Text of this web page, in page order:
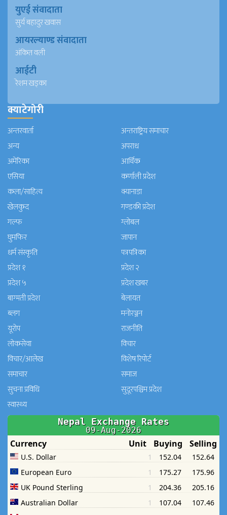
युएई संवादाता
सुर्य बहादुर खवास
आयरल्याण्ड संवादाता
अंकित वली
आईटी
रेशम खड्का
क्याटेगोरी
अन्तरवार्ता
अन्तराष्ट्रिय समाचार
अन्य
अपराध
अमेरिका
आर्थिक
एसिया
कर्णाली प्रदेश
कला/साहित्य
क्यानाडा
खेलकुद
गण्डकी प्रदेश
गल्फ
ग्लोबल
घुमफिर
जापान
धर्म संस्कृति
पत्रपत्रिका
प्रदेश १
प्रदेश २
प्रदेश ५
प्रदेश खबर
बाग्मती प्रदेश
बेलायत
ब्लग
मनाेरञ्जन
यूरोप
राजनीति
लोकसेवा
विचार
विचार/आलेख
विशेष रिपोर्ट
समाचार
समाज
सुचना प्रविधि
सुदूरपश्चिम प्रदेश
स्वास्थ्य